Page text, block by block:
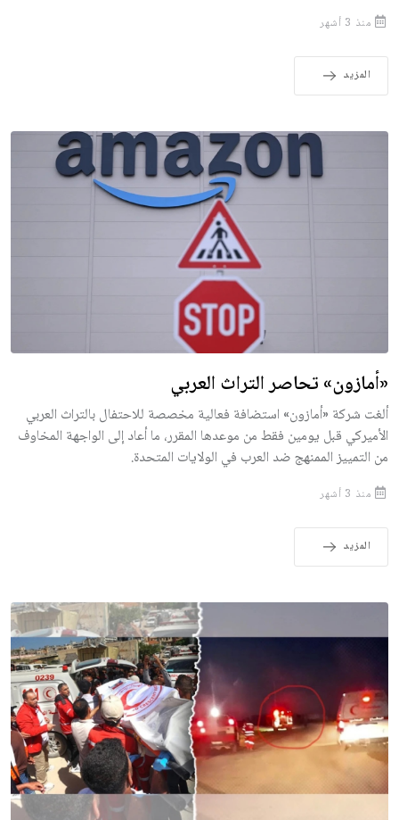
منذ 3 أشهر
المزيد
«أمازون» تحاصر التراث العربي
ألغت شركة «أمازون» استضافة فعالية مخصصة للاحتفال بالتراث العربي
الأميركي قبل يومين فقط من موعدها المقرر، ما أعاد إلى الواجهة المخاوف
من التمييز الممنهج ضد العرب في الولايات المتحدة.
منذ 3 أشهر
المزيد